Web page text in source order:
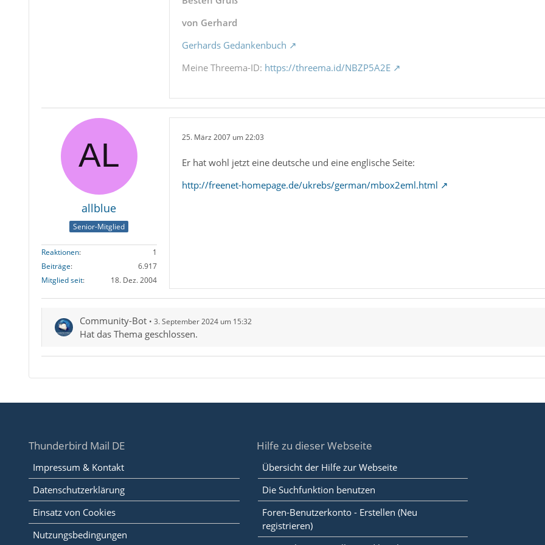
von Gerhard
Gerhards Gedankenbuch
Meine Threema-ID: https://threema.id/NBZP5A2E
allblue
Senior-Mitglied
Reaktionen
1
Beiträge
6.917
Mitglied seit
18. Dez. 2004
25. März 2007 um 22:03
Er hat wohl jetzt eine deutsche und eine englische Seite:
http://freenet-homepage.de/ukrebs/german/mbox2eml.html
Community-Bot 3. September 2024 um 15:32
Hat das Thema geschlossen.
Thunderbird Mail DE
Impressum & Kontakt
Datenschutzerklärung
Einsatz von Cookies
Nutzungsbedingungen
Hilfe zu dieser Webseite
Übersicht der Hilfe zur Webseite
Die Suchfunktion benutzen
Foren-Benutzerkonto - Erstellen (Neu
registrieren)